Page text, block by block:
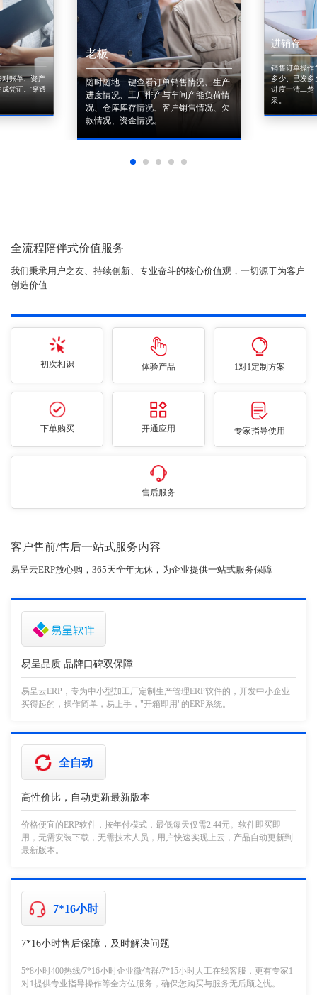
账单、资产
凭证。'穿透
老板
随时随地一键查看订单销售情况、生产
进度情况、工厂排产与车间产能负荷情
况、仓库库存情况、客户销售情况、欠
款情况、资金情况。
进销存
销售订单操作
多少、已发多
进度一清二楚
采。
全流程陪伴式价值服务
我们秉承用户之友、持续创新、专业奋斗的核心价值观，一切源于为客户
创造价值
初次相识 体验产品 1对1定制方案
下单购买 开通应用 专家指导使用
售后服务
客户售前/售后一站式服务内容
易呈云ERP放心购，365天全年无休，为企业提供一站式服务保障
易呈品质 品牌口碑双保障
易呈云ERP，专为中小型加工厂定制生产管理ERP软件的，开发中小企业
买得起的，操作简单，易上手，"开箱即用"的ERP系统。
全自动
高性价比，自动更新最新版本
价格便宜的ERP软件，按年付模式，最低每天仅需2.44元。软件即买即
用，无需安装下载，无需技术人员，用户快速实现上云，产品自动更新到
最新版本。
7*16小时
7*16小时售后保障，及时解决问题
5*8小时400热线/7*16小时企业微信群/7*15小时人工在线客服，更有专家1
对1提供专业指导操作等全方位服务，确保您购买与服务无后顾之忧。